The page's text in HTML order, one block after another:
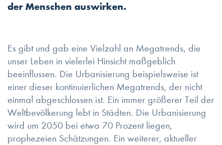
der Menschen auswirken.
Es gibt und gab eine Vielzahl an Megatrends, die
unser Leben in vielerlei Hinsicht maßgeblich
beeinflussen. Die Urbanisierung beispielsweise ist
einer dieser kontinuierlichen Megatrends, der nicht
einmal abgeschlossen ist. Ein immer größerer Teil der
Weltbevölkerung lebt in Städten. Die Urbanisierung
wird um 2050 bei etwa 70 Prozent liegen,
prophezeien Schätzungen. Ein weiterer, aktueller